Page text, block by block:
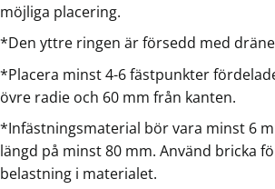
möjliga placering.
*Den yttre ringen är försedd med
*Placera minst 4-6 fästpunkter
övre radie och 60 mm från kanten.
*Infästningsmaterial bör vara minst 6
längd på minst 80 mm. Använd bricka
belastning i materialet.